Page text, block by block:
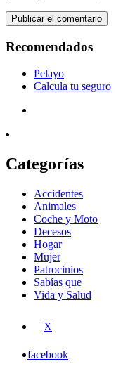
Recomendados
Pelayo
Calcula tu seguro
Categorías
Accidentes
Animales
Coche y Moto
Decesos
Hogar
Mujer
Patrocinios
Sabías que
Vida y Salud
X
facebook